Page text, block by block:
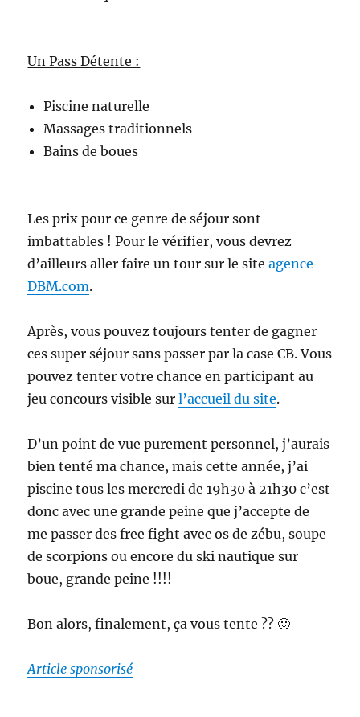
Un Pass Détente :
Piscine naturelle
Massages traditionnels
Bains de boues
Les prix pour ce genre de séjour sont
imbattables ! Pour le vérifier, vous devrez
d’ailleurs aller faire un tour sur le siteagence-
DBM.com.
Après, vous pouvez toujours tenter de gagner
ces super séjour sans passer par la case CB. Vous
pouvez tenter votre chance en participant au
jeu concours visible surl’accueil du site.
D’un point de vue purement personnel, j’aurais
bien tenté ma chance, mais cette année, j’ai
piscine tous les mercredi de 19h30 à 21h30 c’est
donc avec une grande peine que j’accepte de
me passer des free fight avec os de zébu, soupe
de scorpions ou encore du ski nautique sur
boue, grande peine !!!!
Bon alors, finalement, ça vous tente ?? 🙂
Article sponsorisé